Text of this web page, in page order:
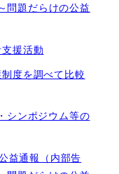
題だらけの公益
援活動
度を調べて比較
シンポジウム等の
益通報（内部告